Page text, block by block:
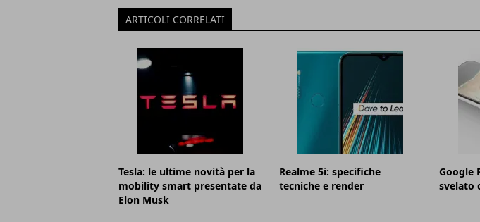
ARTICOLI CORRELATI
Tesla: le ultime novità per la
mobility smart presentate da
Elon Musk
Realme 5i: specifiche
tecniche e render
Google
svelato